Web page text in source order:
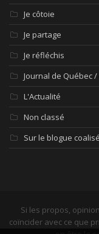
Je côtoie
Je partage
Je réfléchis
Journal de Québec
L'Actualité
Non classé
Sur le blogue coalisé
Si les propos,
coïncider avec ce que